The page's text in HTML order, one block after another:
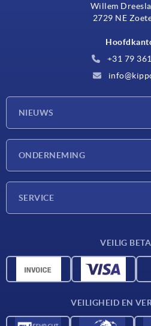
Willem
2729 NE
+31 79
NIEUWS
ONDERNEMING
SERVICE
CAD-gegevens
VEILIG
VEILIGHEID EN